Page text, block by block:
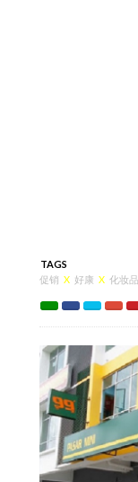
TAGS
促销 X 好康 X 化妆品